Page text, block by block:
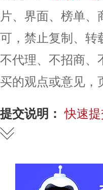
片、界面、榜单
可，禁止复制、转
不代理、不招商、
买的观点或意见，
提交说明： 快速